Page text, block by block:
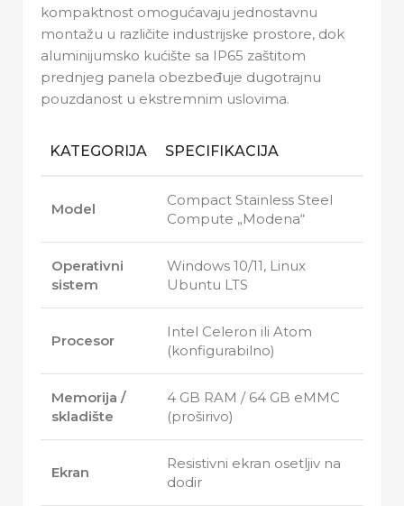
kompaktnost omogućavaju jednostavnu
montažu u različite industrijske prostore, dok
aluminijumsko kućište sa IP65 zaštitom
prednjeg panela obezbeđuje dugotrajnu
pouzdanost u ekstremnim uslovima.
KATEGORIJA SPECIFIKACIJA
Model
Compact Stainless Steel
Compute „Modena“
Operativni
sistem
Windows 10/11, Linux
Ubuntu LTS
Procesor
Intel Celeron ili Atom
(konfigurabilno)
Memorija /
skladište
4 GB RAM / 64 GB eMMC
(proširivo)
Ekran
Resistivni ekran osetljiv na
dodir